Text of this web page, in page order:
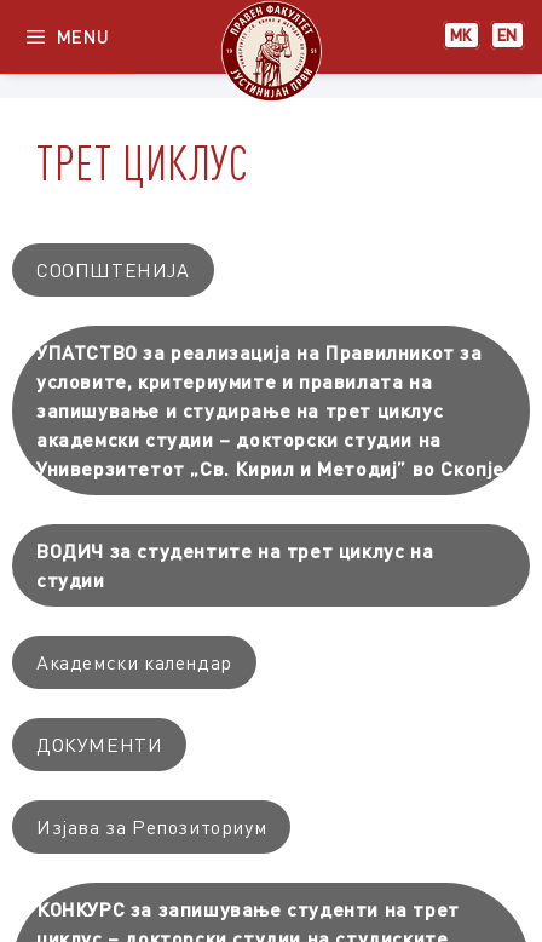
МК EN
MENU
ТРЕТ ЦИКЛУС
СООПШТЕНИЈА
УПАТСТВО за реализација на Правилникот за
условите, критериумите и правилата на
запишување и студирање на трет циклус
академски студии – докторски студии на
Универзитетот „Св. Кирил и Методиј” во Скопје
ВОДИЧ за студентите на трет циклус на
студии
Академски календар
ДОКУМЕНТИ
Изјава за Репозиториум
КОНКУРС за запишување студенти на трет